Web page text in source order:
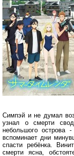
Симпэй и не думал
узнал о смерти
небольшого острова
вспоминает дни
спасти ребёнка.
смерти ясна,